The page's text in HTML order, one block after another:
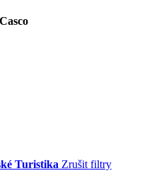
Turistika Zrušit filtry